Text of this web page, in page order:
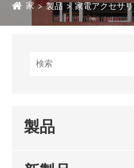
家 製品 家電アクセサリ
製品